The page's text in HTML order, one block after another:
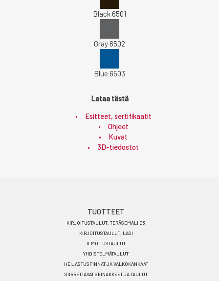
Black 6501
Gray 6502
Blue 6503
Lataa tästä
Esitteet, sertifikaatit
Ohjeet
Kuvat
3D-tiedostot
TUOTTEET
KIRJOITUSTAULUT, TERÄSEMALI E3
KIRJOITUSTAULUT, LASI
ILMOITUSTAULUT
YHDISTELMÄTAULUT
HEIJASTUSPINNAT JA VALKOKANKAAT
SIIRRETTÄVÄT SEINÄKKEET JA TAULUT